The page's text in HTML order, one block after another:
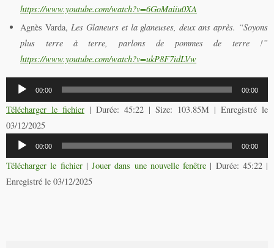
https://www.youtube.com/watch?v=6GoMaiiu0XA
Agnès Varda, Les Glaneurs et la glaneuses, deux ans après. “Soyons
plus terre à terre, parlons de pommes de terre !”
https://www.youtube.com/watch?v=ukP8F7idLVw
Lecteur
audio
00:00 00:00
Télécharger le fichier | Durée: 45:22 | Size: 103.85M | Enregistré le
03/12/2025
Lecteur
audio
00:00 00:00
Télécharger le fichier| Jouer dans une nouvelle fenêtre | Durée: 45:22|
Enregistré le 03/12/2025